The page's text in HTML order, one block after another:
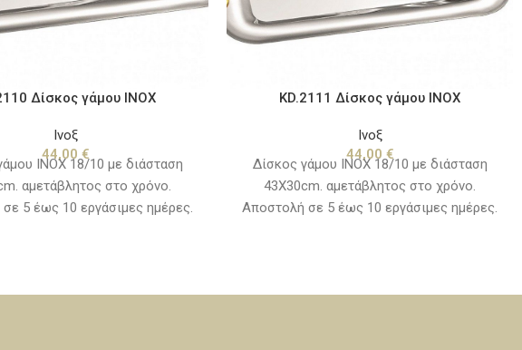
Δίσκος γάμου ΙΝΟΧ
Ινοξ
44,00 €
ΙΝΟΧ 18/10 με διάσταση
αμετάβλητος στο χρόνο.
5 έως 10 εργάσιμες ημέρες.
KD.2111 Δίσκος γάμου ΙΝΟΧ
Ινοξ
44,00 €
Δίσκος γάμου ΙΝΟΧ 18/10 με διάσταση
43Χ30cm. αμετάβλητος στο χρόνο.
Αποστολή σε 5 έως 10 εργάσιμες ημέρες.